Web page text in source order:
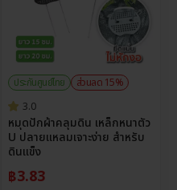
ประกันศูนย์ไทย
ส่วนลด 15%
3.0
หมุดปักผ้าคลุมดิน เหล็กหนาตัว
U ปลายแหลมเจาะง่าย สำหรับ
ดินแข็ง
฿3.83